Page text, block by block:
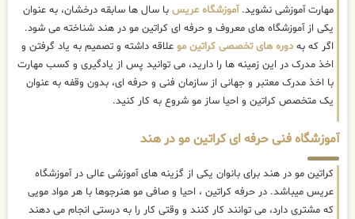
مهارت آموزشی نشوید.آموزشگاه عریس با سال ها سابقه درخشان، به عنوان
یکی از آموزشگاه های معروف و حرفه ای کراتین مو در هند شناخته می شود.
اگر که بهدوره های تخصصی کراتین مو علاقه داشته و تصمیم به یاد گرفتن و
اخذ مدرک در این زمینه ها را دارید، می توانید پس از یادگیری و کسب مهارت
با اخذ مدرک معتبر و جهانی از سازمان فنی و حرفه ای، بدون وقفه به عنوان
یک متخصص کراتین و احیا ساز مو شروع به کار کنید.
آموزشگاه فنی حرفه ای کراتین مو در هند
کراتین مو در هند برای بانوان یکی از گزینه های آموزشی عالی در آموزشگاه
عریس میباشد. در حرفه کراتین ، احیا و صافی مو هنرجوها با هر مواد مویی
که مشتری دارد، می توانند کار کنند و وقتی کار را به درستی انجام می دهند